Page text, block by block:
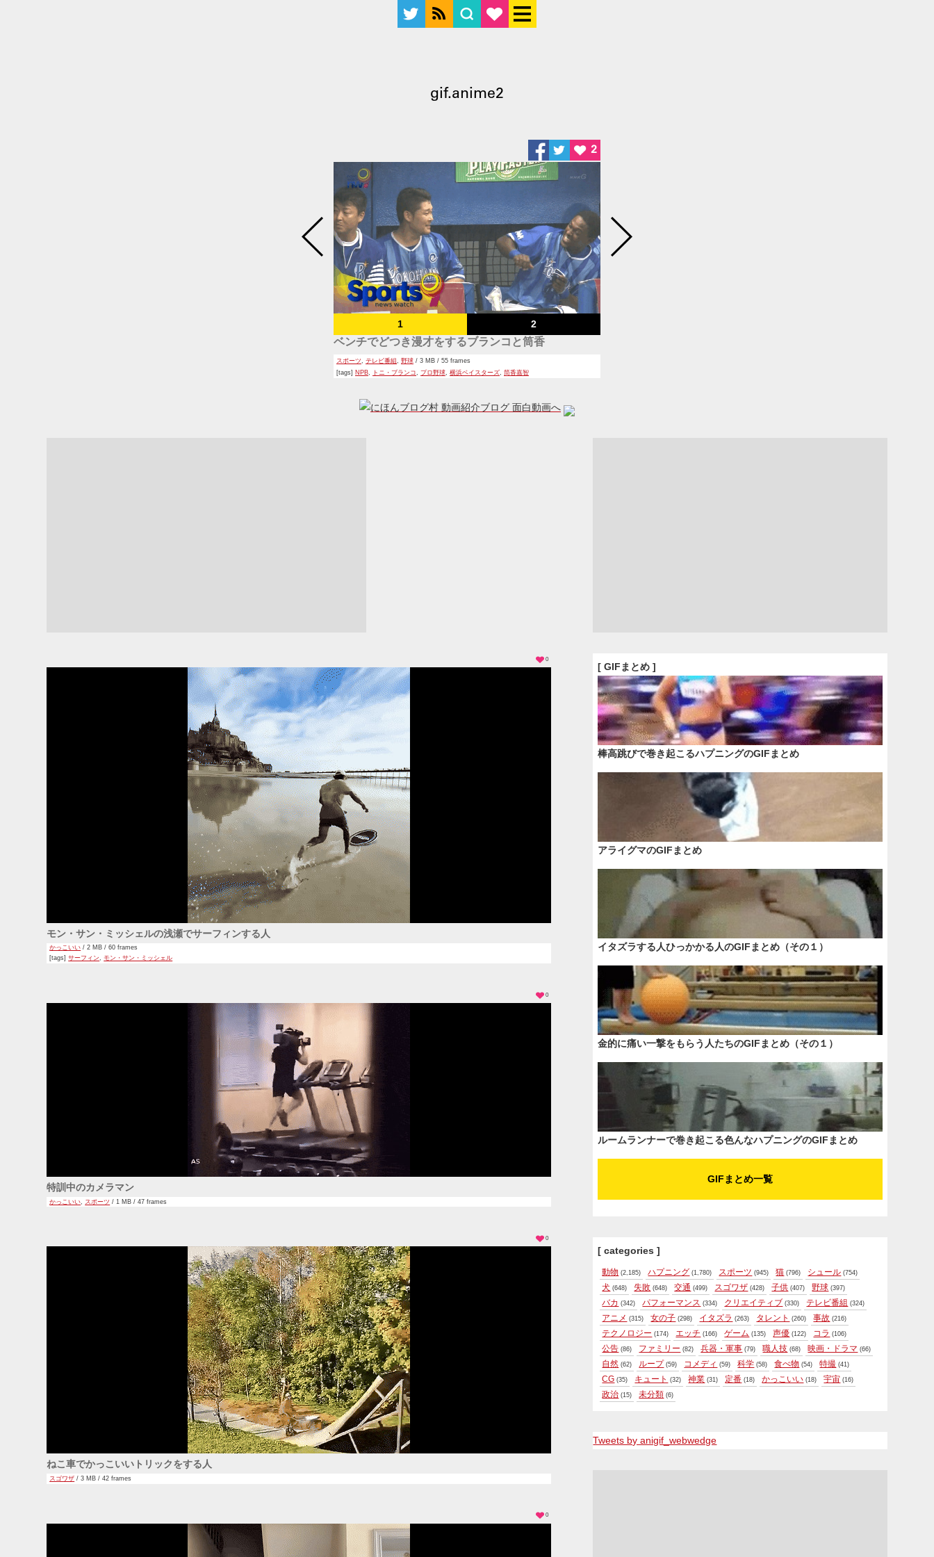
gif.anime2
1 2
ベンチでどつき漫才をするブランコと筒香
スポーツ, テレビ番組, 野球 / 3 MB / 55 frames
[tags] NPB, トニ・ブランコ, プロ野球, 横浜ベイスターズ, 筒香嘉智
2
モン・サン・ミッシェルの浅瀬でサーフィンする人
かっこいい / 2 MB / 60 frames
[tags]サーフィン,モン・サン・ミッシェル
0
特訓中のカメラマン
かっこいい スポーツ / 1 MB / 47 frames
0
ねこ車でかっこいいトリックをする人
スゴワザ / 3 MB / 42 frames
0
0
[ GIFまとめ ]
棒高跳びで巻き起こるハプニングのGIFまとめ
アライグマのGIFまとめ
イタズラする人ひっかかる人のGIFまとめ（その１）
金的に痛い一撃をもらう人たちのGIFまとめ（その１）
ルームランナーで巻き起こる色んなハプニングのGIFまとめ
GIFまとめ一覧
[ categories ]
動物 (2,185) ハプニング (1,780) スポーツ (945) 猫 (796) シュール (754)
犬 (648) 失敗 (648) 交通 (499) スゴワザ (428) 子供 (407) 野球 (397)
バカ (342) パフォーマンス (334) クリエイティブ (330) テレビ番組 (324)
アニメ (315) 女の子 (298) イタズラ (263) タレント (260) 事故 (216)
テクノロジー (174) エッチ (166) ゲーム (135) 声優 (122) コラ (106)
公告 (86) ファミリー (82) 兵器・軍事 (79) 職人技 (68) 映画・ドラマ (66)
自然 (62) ループ (59) コメディ (59) 科学 (58) 食べ物 (54) 特撮 (41)
CG (35) キュート (32) 神業 (31) 定番 (18) かっこいい (18) 宇宙 (16)
政治 (15) 未分類 (6)
Tweets by anigif_webwedge